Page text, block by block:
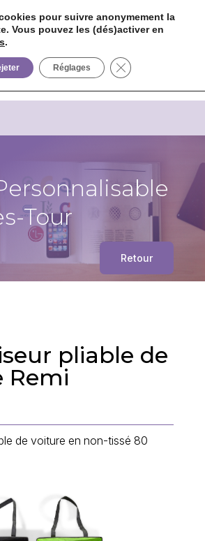

Tour
Retour
pliable de
Remi
de voiture en non-tissé 80
pour suivre anonymement la
Vous pouvez les (dés)activer en
.
Réglages Fermer la